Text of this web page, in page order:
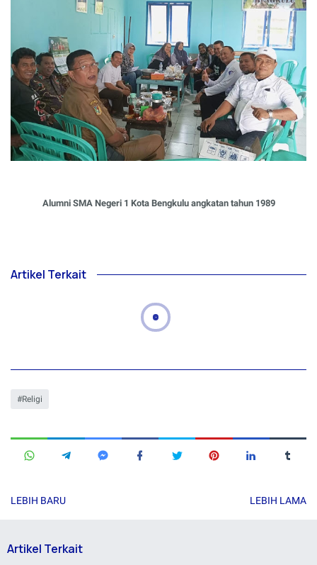
Alumni SMA Negeri 1 Kota Bengkulu angkatan tahun 1989
Artikel Terkait
Religi
LEBIH BARU LEBIH LAMA
Artikel Terkait